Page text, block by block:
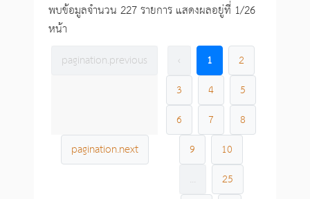
พบข้อมูลจำนวน 227 รายการ แสดงผลอยู่ที่ 1/26
หน้า
pagination.previous
pagination.next
‹ 1
2
3
4
5
6
7
8
9
10
...
25